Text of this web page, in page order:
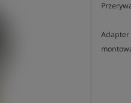
Adapter